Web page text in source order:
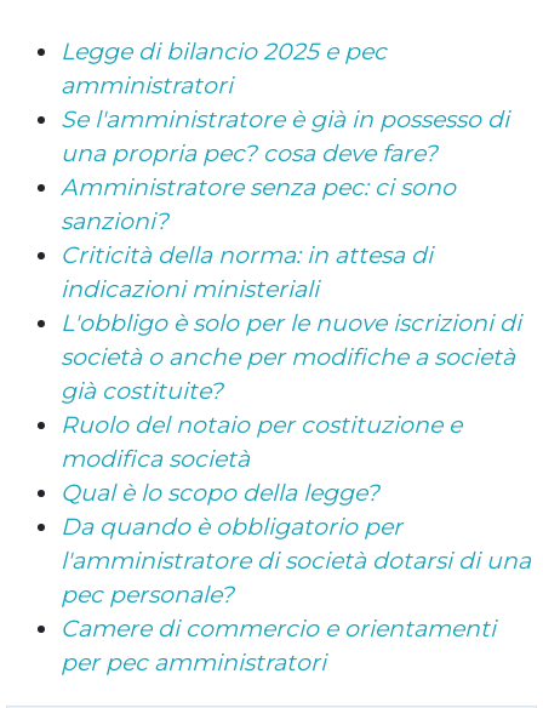
Legge di bilancio 2025 e pec
amministratori
Se l'amministratore è già in possesso di
una propria pec? cosa deve fare?
Amministratore senza pec: ci sono
sanzioni?
Criticità della norma: in attesa di
indicazioni ministeriali
L'obbligo è solo per le nuove iscrizioni di
società o anche per modifiche a società
già costituite?
Ruolo del notaio per costituzione e
modifica società
Qual è lo scopo della legge?
Da quando è obbligatorio per
l'amministratore di società dotarsi di una
pec personale?
Camere di commercio e orientamenti
per pec amministratori